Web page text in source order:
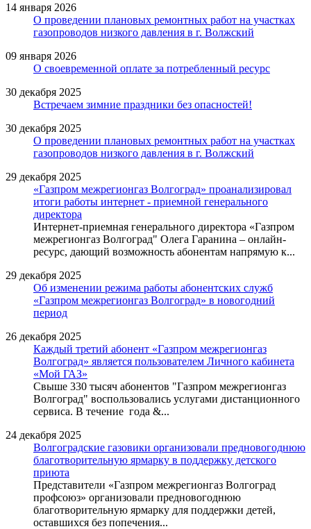
14 января 2026
О проведении плановых ремонтных работ на участках
газопроводов низкого давления в г. Волжский
09 января 2026
О своевременной оплате за потребленный ресурс
30 декабря 2025
Встречаем зимние праздники без опасностей!
30 декабря 2025
О проведении плановых ремонтных работ на участках
газопроводов низкого давления в г. Волжский
29 декабря 2025
«Газпром межрегионгаз Волгоград» проанализировал
итоги работы интернет - приемной генерального
директора
Интернет-приемная генерального директора «Газпром
межрегионгаз Волгоград" Олега Гаранина – онлайн-
ресурс, дающий возможность абонентам напрямую к...
29 декабря 2025
Об изменении режима работы абонентских служб
«Газпром межрегионгаз Волгоград» в новогодний
период
26 декабря 2025
Каждый третий абонент «Газпром межрегионгаз
Волгоград» является пользователем Личного кабинета
«Мой ГАЗ»
Свыше 330 тысяч абонентов "Газпром межрегионгаз
Волгоград" воспользовались услугами дистанционного
сервиса. В течение года &...
24 декабря 2025
Волгоградские газовики организовали предновогоднюю
благотворительную ярмарку в поддержку детского
приюта
Представители «Газпром межрегионгаз Волгоград
профсоюз» организовали предновогоднюю
благотворительную ярмарку для поддержки детей,
оставшихся без попечения...